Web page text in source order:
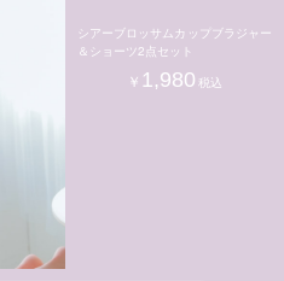
シアーブロッサムカップブラジャー
＆ショーツ2点セット
1,980